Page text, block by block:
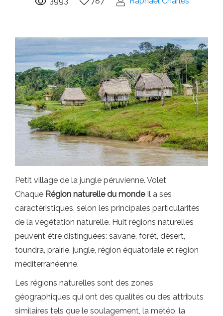
Petit village de la jungle péruvienne. Volet
Chaque Région naturelle du mondeIl a ses
caractéristiques, selon les principales particularités
de la végétation naturelle. Huit régions naturelles
peuvent être distinguées: savane, forêt, désert,
toundra, prairie, jungle, région équatoriale et région
méditerranéenne.
Les régions naturelles sont des zones
géographiques qui ont des qualités ou des attributs
similaires tels que le soulagement, la météo, la